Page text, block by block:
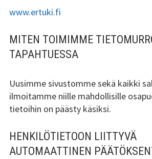
www.ertuki.fi
MITEN TOIMIMME
TAPAHTUESSA
Uusimme sivustomme sekä kaikki
ilmoitamme niille mahdollisille
tietoihin on päästy käsiksi.
HENKILÖTIETOON LIITTYVÄ
AUTOMAATTINEN